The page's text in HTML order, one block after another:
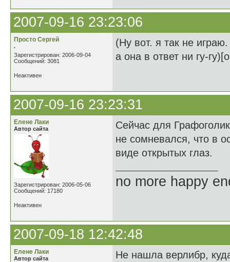
2007-09-16 23:23:06
Просто Сергей
.
Зарегистрирован: 2006-09-04
Сообщений: 3081
(Ну вот. я так не
а она в ответ ни гу-
Неактивен
2007-09-16 23:23:31
Елене Лаки
Автор сайта
Зарегистрирован: 2006-05-06
Сообщений: 17180
Сейчас для
не сомневался, что в
виде открытых глаз.
no more happy
Неактивен
2007-09-18 12:42:48
Елене Лаки
Автор сайта Не нашла верлибр,